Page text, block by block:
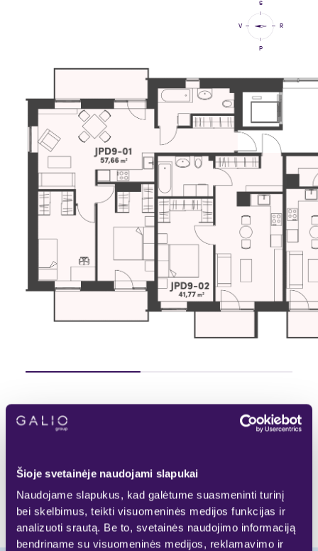
Šioje svetainėje naudojami slapukai
Naudojame slapukus, kad galėtume suasmeninti turinį
bei skelbimus, teikti visuomeninės medijos funkcijas ir
analizuoti srautą. Be to, svetainės naudojimo informaciją
bendriname su visuomeninės medijos, reklamavimo ir
Š
P
R
V
Pasirinktas
Parduotas